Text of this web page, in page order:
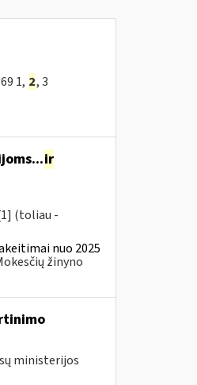
1, 2, 3
ir
(toliau -
nuo 2025
žinyno
ministerijos